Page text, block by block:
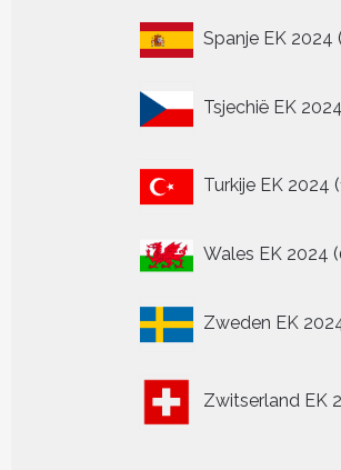
Spanje EK 2024
Tsjechië EK 2024
Turkije EK 2024
Wales EK 2024
Zweden EK
Zwitserland EK